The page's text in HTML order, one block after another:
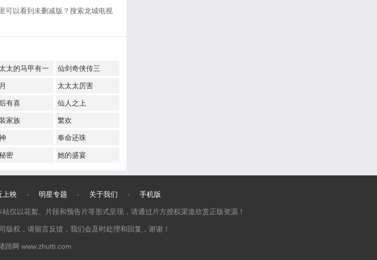
可以看到未删减版？搜索龙城电视
太的马甲有一
仙剑奇侠传三
太太太厉害
有喜 仙人之上
家族 繁欢
奉命还珠
密 她的盛宴
上映 - 明星专题 - 关于我们 - 手机版
仅以花絮、片段和预告片等形式呈现，请通过片方授权渠道欣赏正版资源！
版权，请留言反馈，我们会及时处理和回复，谢谢！
蹄网 www.zhutti.com